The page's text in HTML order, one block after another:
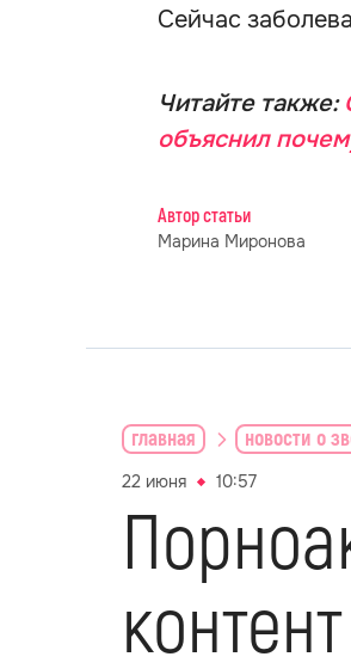
Сейчас
Читайте также:
объяснил
Автор статьи
Марина Миронова
главная новости о
22 июня 10:57